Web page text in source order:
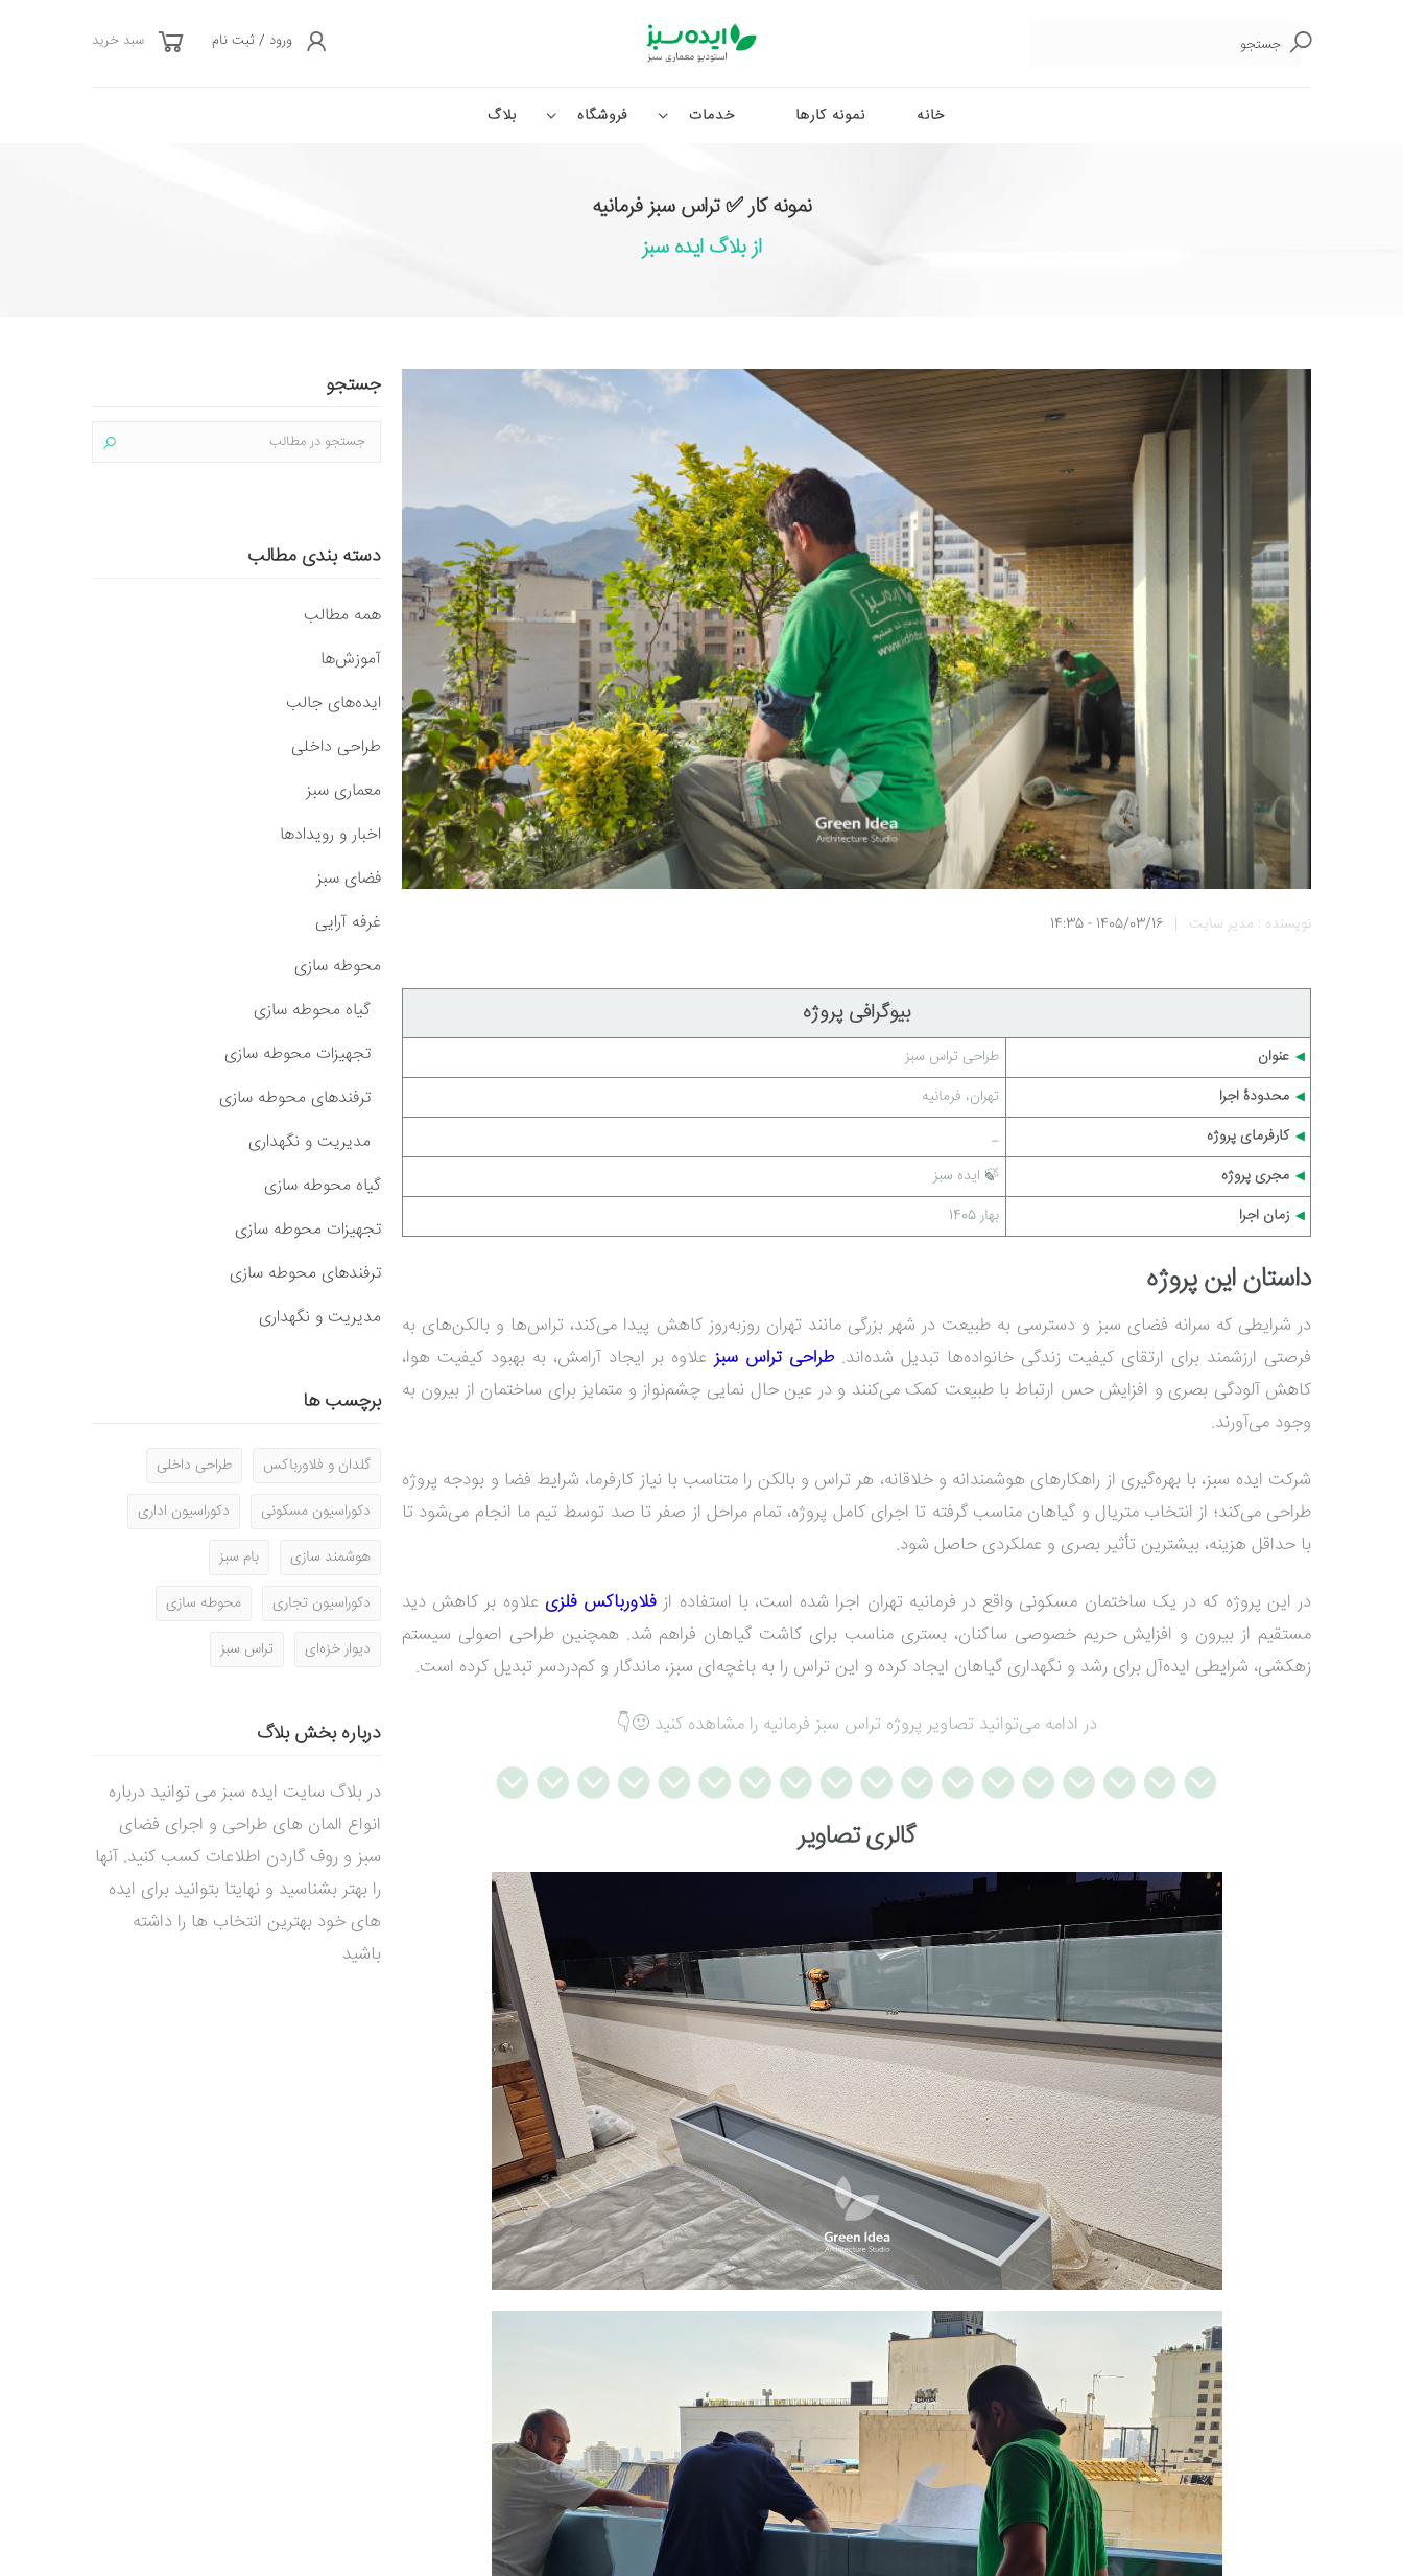
جستجو
ورود / ثبت نام سبد خرید
خانه نمونه کارها خدمات فروشگاه بلاگ
نمونه کار ✅ تراس سبز فرمانیه
از بلاگ ایده سبز
نویسنده : مدیر سایت |
1405/03/16 - 14:35
بیوگرافی پروژه
◀ عنوان طراحی تراس سبز
◀ محدودۀ اجرا تهران، فرمانیه
◀ کارفرمای پروژه _
◀ مجری پروژه 🍃 ایده سبز
◀ زمان اجرا بهار 1405
داستان این پروژه
در شرایطی که سرانه فضای سبز و دسترسی به طبیعت در شهر بزرگی مانند تهران روزبه‌روز کاهش پیدا می‌کند، تراس‌ها و بالکن‌های به
فرصتی ارزشمند برای ارتقای کیفیت زندگی خانواده‌ها تبدیل شده‌اند. طراحی تراس سبزعلاوه بر ایجاد آرامش، به بهبود کیفیت هوا،
کاهش آلودگی بصری و افزایش حس ارتباط با طبیعت کمک می‌کنند و در عین حال نمایی چشم‌نواز و متمایز برای ساختمان از بیرون به
وجود می‌آورند.
شرکت ایده سبز، با بهره‌گیری از راهکارهای هوشمندانه و خلاقانه، هر تراس و بالکن را متناسب با نیاز کارفرما، شرایط فضا و بودجه پروژه
طراحی می‌کند؛ از انتخاب متریال و گیاهان مناسب گرفته تا اجرای کامل پروژه، تمام مراحل از صفر تا صد توسط تیم ما انجام می‌شود تا
با حداقل هزینه، بیشترین تأثیر بصری و عملکردی حاصل شود.
در این پروژه که در یک ساختمان مسکونی واقع در فرمانیه تهران اجرا شده است، با استفاده از فلاورباکس‌ فلزی علاوه بر کاهش دید
مستقیم از بیرون و افزایش حریم خصوصی ساکنان، بستری مناسب برای کاشت گیاهان فراهم شد. همچنین طراحی اصولی سیستم
زهکشی، شرایطی ایده‌آل برای رشد و نگهداری گیاهان ایجاد کرده و این تراس را به باغچه‌ای سبز، ماندگار و کم‌دردسر تبدیل کرده است.
در ادامه می‌توانید تصاویر پروژه تراس سبز فرمانیه را مشاهده کنید 🙂👇
گالری تصاویر
جستجو
دسته بندی مطالب
همه مطالب
آموزش‌ها
ایده‌های جالب
طراحی داخلی
معماری سبز
اخبار و رویدادها
فضای سبز
غرفه آرایی
محوطه سازی
گیاه محوطه سازی
تجهیزات محوطه سازی
ترفندهای محوطه سازی
مدیریت و نگهداری
گیاه محوطه سازی
تجهیزات محوطه سازی
ترفندهای محوطه سازی
مدیریت و نگهداری
برچسب ها
گلدان و فلاورباکس
طراحی داخلی
دکوراسیون مسکونی
دکوراسیون اداری
هوشمند سازی
بام سبز
دکوراسیون تجاری
محوطه سازی
دیوار خزه‌ای
تراس سبز
درباره بخش بلاگ
در بلاگ سایت ایده سبز می توانید درباره
انواع المان های طراحی و اجرای فضای
سبز و روف گاردن اطلاعات کسب کنید. آنها
را بهتر بشناسید و نهایتا بتوانید برای ایده
های خود بهترین انتخاب ها را داشته
باشید